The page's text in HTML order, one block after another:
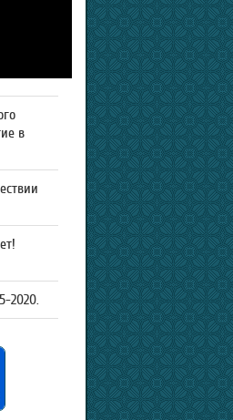
в
2020.